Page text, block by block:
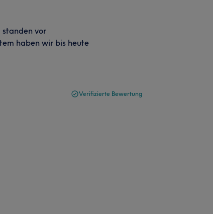
standen vor
haben wir bis heute
Verifizierte Bewertung